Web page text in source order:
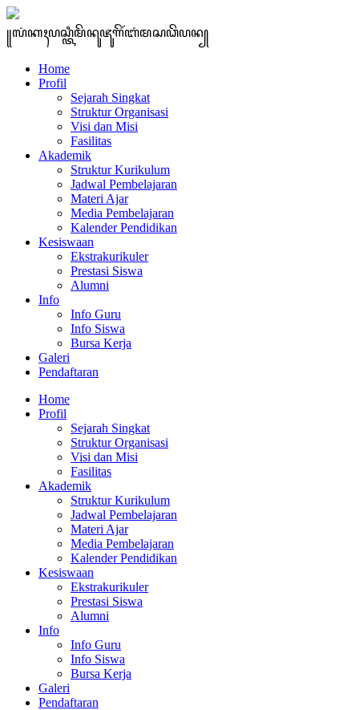
꧋ꦭꦁꦏꦃꦥꦱ꧀ꦠꦶꦩꦼꦤꦸꦗꦸꦒꦼꦂꦧꦁꦩꦱꦣꦼꦥꦤ꧀
Home
Profil
Sejarah Singkat
Struktur Organisasi
Visi dan Misi
Fasilitas
Akademik
Struktur Kurikulum
Jadwal Pembelajaran
Materi Ajar
Media Pembelajaran
Kalender Pendidikan
Kesiswaan
Ekstrakurikuler
Prestasi Siswa
Alumni
Info
Info Guru
Info Siswa
Bursa Kerja
Galeri
Pendaftaran
Home
Profil
Sejarah Singkat
Struktur Organisasi
Visi dan Misi
Fasilitas
Akademik
Struktur Kurikulum
Jadwal Pembelajaran
Materi Ajar
Media Pembelajaran
Kalender Pendidikan
Kesiswaan
Ekstrakurikuler
Prestasi Siswa
Alumni
Info
Info Guru
Info Siswa
Bursa Kerja
Galeri
Pendaftaran